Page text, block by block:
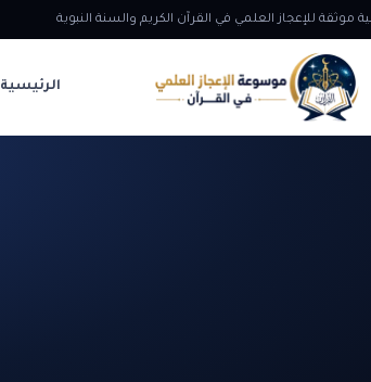
موثقة للإعجاز العلمي في القرآن الكريم والسنة النبوية
الرئيسية